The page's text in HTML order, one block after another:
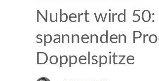
Nubert wird 50:
spannenden
Doppelspitze